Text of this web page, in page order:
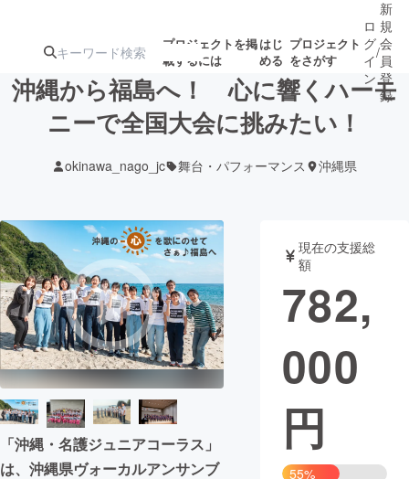
プロジェクトを掲
載するには
はじ
める
プロジェクト
をさがす
ターン
注目の新着プロ
ジェクト
募集終了が近いプ
ロジェクト
もうすぐ公開
されます
アート・写真 音楽
テクノロジー・ガジェット ゲーム・サ
映像・映画
ビジネス・起業
まちづくり・地域活性化
ロ
グ
イ
ン
/
新
規
会
員
登
録
沖縄から福島へ！ 心に響くハーモ
ニーで全国大会に挑みたい！
okinawa_nago_jc 舞台・パフォーマンス 沖縄県
「沖縄・名護ジュニアコーラス」
は、沖縄県ヴォーカルアンサンブ
現在の支援総
額
782,
000
円
55%